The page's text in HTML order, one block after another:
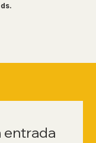
entrada